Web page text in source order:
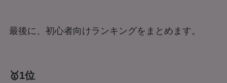
最後に、初心者向けランキングをまとめます。
🥇1位